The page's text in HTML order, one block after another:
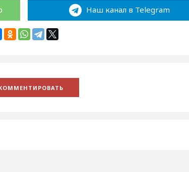
Наш канал в Telegram